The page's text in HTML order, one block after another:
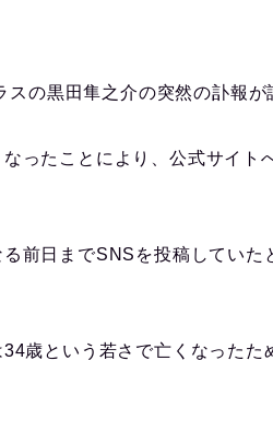
の黒田隼之介の突然の訃報が
ったことにより、公式サイト
前日までSNSを投稿していた
歳という若さで亡くなった